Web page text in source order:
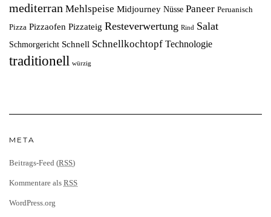
mediterran Mehlspeise Midjourney Nüsse Paneer Peruanisch
Pizza Pizzaofen Pizzateig Resteverwertung Rind Salat
Schmorgericht Schnell Schnellkochtopf Technologie
traditionell würzig
META
Beitrags-Feed (RSS)
Kommentare als RSS
WordPress.org